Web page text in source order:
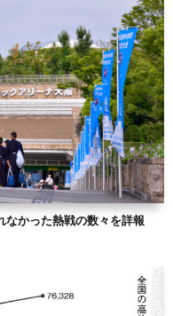
かった熱戦の数々を詳報